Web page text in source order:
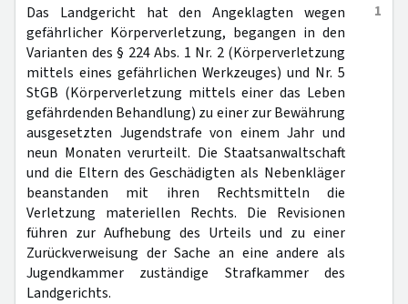
1
Das Landgericht hat den Angeklagten wegen
gefährlicher Körperverletzung, begangen in den
Varianten des § 224 Abs. 1 Nr. 2 (Körperverletzung
mittels eines gefährlichen Werkzeuges) und Nr. 5
StGB (Körperverletzung mittels einer das Leben
gefährdenden Behandlung) zu einer zur Bewährung
ausgesetzten Jugendstrafe von einem Jahr und
neun Monaten verurteilt. Die Staatsanwaltschaft
und die Eltern des Geschädigten als Nebenkläger
beanstanden mit ihren Rechtsmitteln die
Verletzung materiellen Rechts. Die Revisionen
führen zur Aufhebung des Urteils und zu einer
Zurückverweisung der Sache an eine andere als
Jugendkammer zuständige Strafkammer des
Landgerichts.